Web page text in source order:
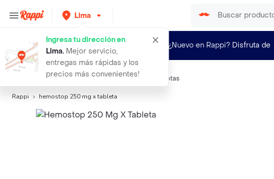
Lima
Ingresa tu dirección en
Lima. Mejor servicio,
entregas más rápidas y los
precios más convenientes!
¿Nuevo en Rappi? Disfruta de
Búsquedas relacionadas: Medicamentos para mascotas
Rappi hemostop 250 mg x tableta